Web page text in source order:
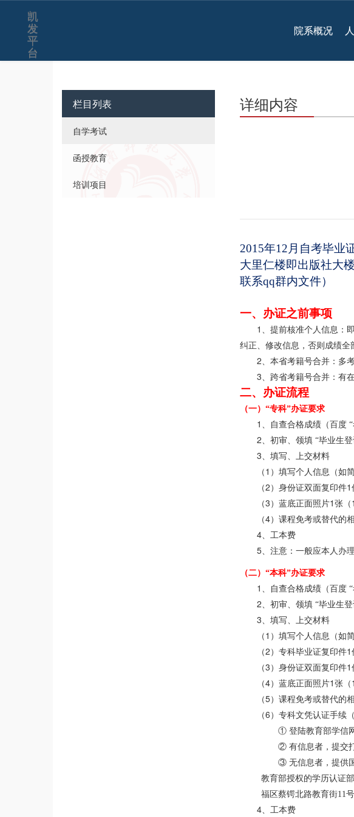
凯
发
平
台
院系概况
栏目列表
自学考试
函授教育
培训项目
详细内容
2015年12月自考毕业
大里仁楼即出版社大
联系qq群内文件）
一、办证之前事项
1 、提前核准个人信息：
纠正、修改信息，否则成绩全
2、本省考籍号合并：多
3、跨省考籍号合并：有
二、办证流程
（一）“专科”办证要求
1 、自查合格成绩（百度
2、初审、领填 “毕业生
3、填写、上交材料
（ 1 ）填写个人信息（如
（2 ）身份证双面复印件1
（3 ）蓝底正面照片1 张（ 1
（4）课程免考或替代的
4、工本费
5、注意：一般应本人办
（二）“本科”办证要求
1 、自查合格成绩（百度
2、初审、领填 “毕业生
3、填写、上交材料
（ 1 ）填写个人信息（如
（2 ）专科毕业证复印件1
（3 ）身份证双面复印件1
（4）蓝底正面照片1 张（ 1
（5）课程免考或替代的
（6 ）专科文凭认证手续
① 登陆教育部学信
② 有信息者，提交
③ 无信息者，提供
教育部授权的学历认证
福区蔡锷北路教育街11
4、工本费